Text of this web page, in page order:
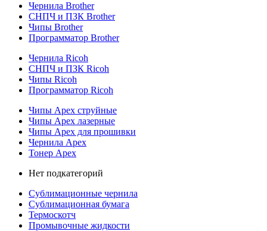
Чернила Brother
СНПЧ и ПЗК Brother
Чипы Brother
Программатор Brother
Чернила Ricoh
СНПЧ и ПЗК Ricoh
Чипы Ricoh
Программатор Ricoh
Чипы Apex струйные
Чипы Apex лазерные
Чипы Apex для прошивки
Чернила Apex
Тонер Apex
Нет подкатегорий
Сублимационные чернила
Сублимационная бумага
Термоскотч
Промывочные жидкости